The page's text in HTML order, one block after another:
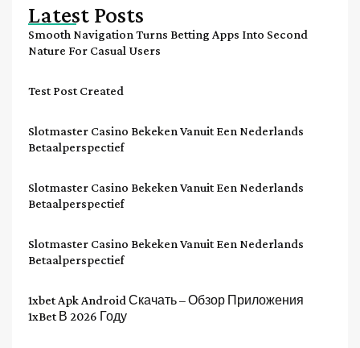
Latest Posts
Smooth Navigation Turns Betting Apps Into Second
Nature For Casual Users
Test Post Created
Slotmaster Casino Bekeken Vanuit Een Nederlands
Betaalperspectief
Slotmaster Casino Bekeken Vanuit Een Nederlands
Betaalperspectief
Slotmaster Casino Bekeken Vanuit Een Nederlands
Betaalperspectief
1xbet Apk Android Скачать – Обзор Приложения
1xBet В 2026 Году